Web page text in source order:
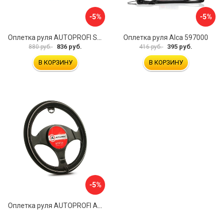
-5%
880 руб. 836 руб.
В КОРЗИНУ
-5%
Оплетка руля Alca 597000
416 руб. 395 руб.
В КОРЗИНУ
-5%